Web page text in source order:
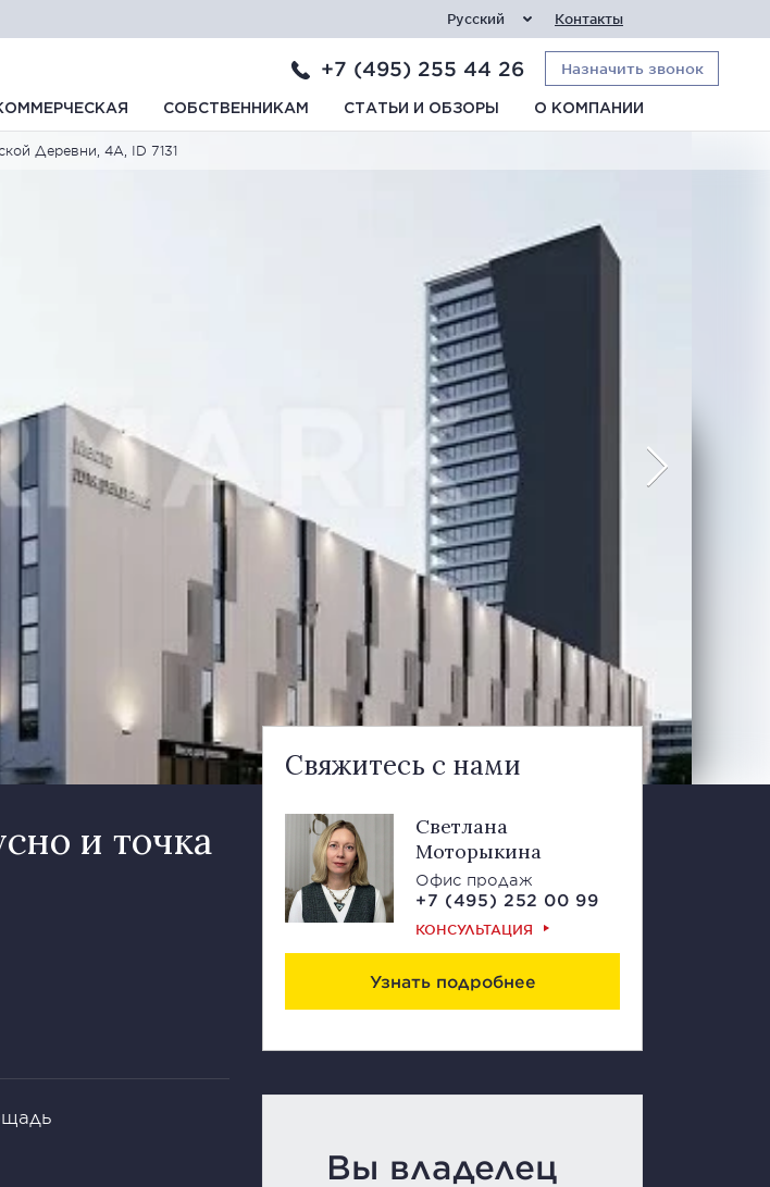
Русский Контакты
+7 (495) 255 44 26 Назначить звонок
СОБСТВЕННИКАМ СТАТЬИ И ОБЗОРЫ О КОМПАНИИ
Деревни, 4А, ID 7131
и точка
Свяжитесь с нами
Светлана
Моторыкина
Офис продаж
+7 (495) 252 00 99
КОНСУЛЬТАЦИЯ
Узнать подробнее
Вы владелец